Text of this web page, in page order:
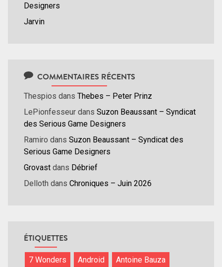
Designers
Jarvin
COMMENTAIRES RÉCENTS
Thespios dans Thebes – Peter Prinz
LePionfesseur dans Suzon Beaussant – Syndicat
des Serious Game Designers
Ramiro dans Suzon Beaussant – Syndicat des
Serious Game Designers
Grovast dans Débrief
Delloth dans Chroniques – Juin 2026
ÉTIQUETTES
7 Wonders Android
Antoine Bauza